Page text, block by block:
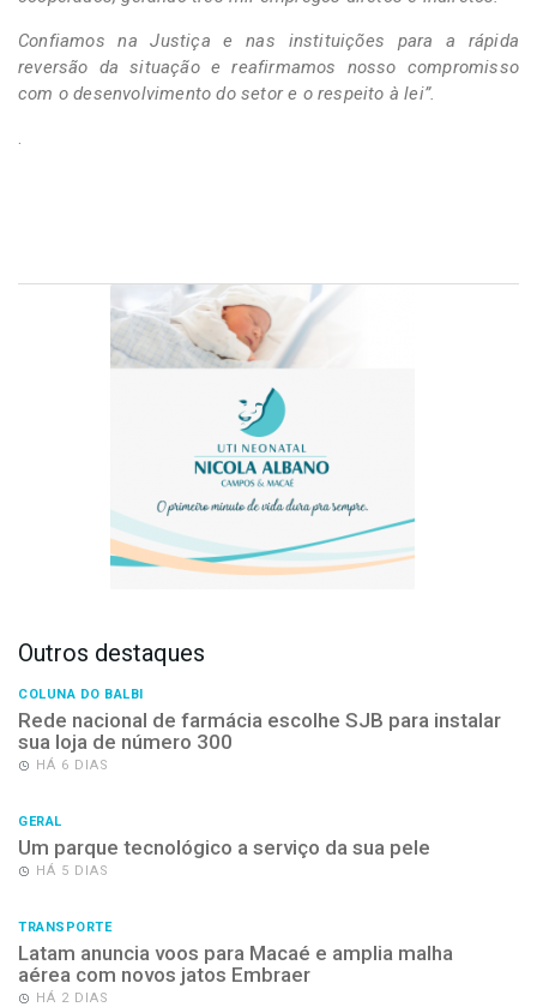
Confiamos na Justiça e nas instituições para a rápida
reversão da situação e reafirmamos nosso compromisso
com o desenvolvimento do setor e o respeito à lei”.
Outros destaques
COLUNA DO BALBI
Rede nacional de farmácia escolhe SJB para instalar
sua loja de número 300
HÁ 6 DIAS
GERAL
Um parque tecnológico a serviço da sua pele
HÁ 5 DIAS
TRANSPORTE
Latam anuncia voos para Macaé e amplia malha
aérea com novos jatos Embraer
HÁ 2 DIAS